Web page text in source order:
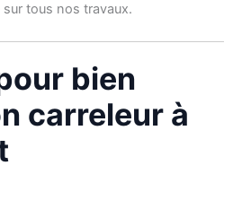
sur tous nos travaux.
bien
carreleur à